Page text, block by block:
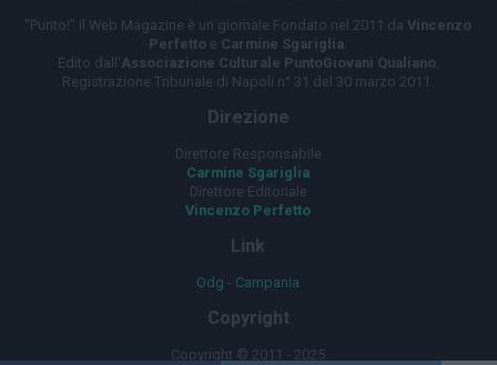
"Punto!" il Web Magazine è un giornale Fondato nel 2011 da Vincenzo
Perfetto e Carmine Sgariglia
Edito dall'Associazione Culturale PuntoGiovani Qualiano
Registrazione Tribunale di Napoli n° 31 del 30 marzo 2011.
Direzione
Direttore Responsabile
Carmine Sgariglia
Direttore Editoriale
Vincenzo Perfetto
Link
Odg - Campania
Copyright
Copyright © 2011 - 2025